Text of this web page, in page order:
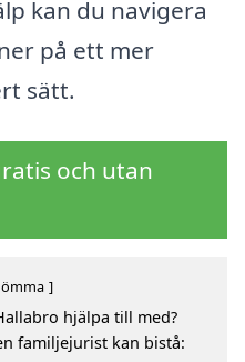
kan du navigera
på ett mer
sätt.
och utan
hjälpa till med?
familjejurist kan bistå: